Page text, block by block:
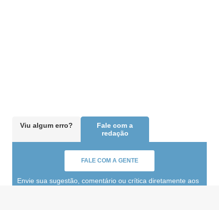
Viu algum erro?
Fale com a
redação
FALE COM A GENTE
Envie sua sugestão, comentário ou crítica diretamente aos